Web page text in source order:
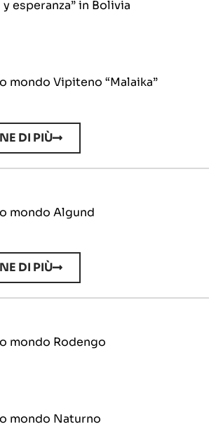
esperanza” in Bolivia
mondo Vipiteno “Malaika”
DI PIÙ
mondo Algund
DI PIÙ
mondo Rodengo
mondo Naturno